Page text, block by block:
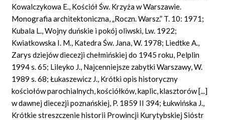
Kowalczykowa E., Kościół Św. Krzyża w Warszawie.
Monografia architektoniczna, „Roczn. Warsz.” T. 10: 1971;
Kubala L., Wojny duńskie i pokój oliwski, Lw. 1922;
Kwiatkowska I. M., Katedra Św. Jana, W. 1978; Liedtke A.,
Zarys dziejów diecezji chełmińskiej do 1945 roku, Pelplin
1994 s. 65; Lileyko J., Najcenniejsze zabytki Warszawy, W.
1989 s. 68; Łukaszewicz J., Krótki opis historyczny
kościołów parochialnych, kościółków, kaplic, klasztorów [...]
w dawnej diecezji poznańskiej, P. 1859 II 394; Łukwińska J.,
Krótkie streszczenie historii Prowincji Kurytybskiej Sióstr